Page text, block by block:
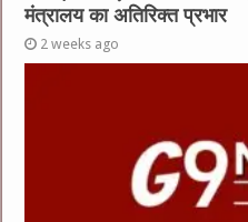
मंत्रालय का अतिरिक्त प्रभार
2 weeks ago